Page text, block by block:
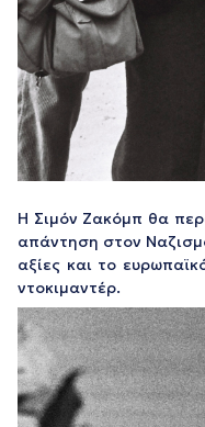
Η Σιμόν Ζακόμπ θα
απάντηση στον
αξίες και το
ντοκιμαντέρ.